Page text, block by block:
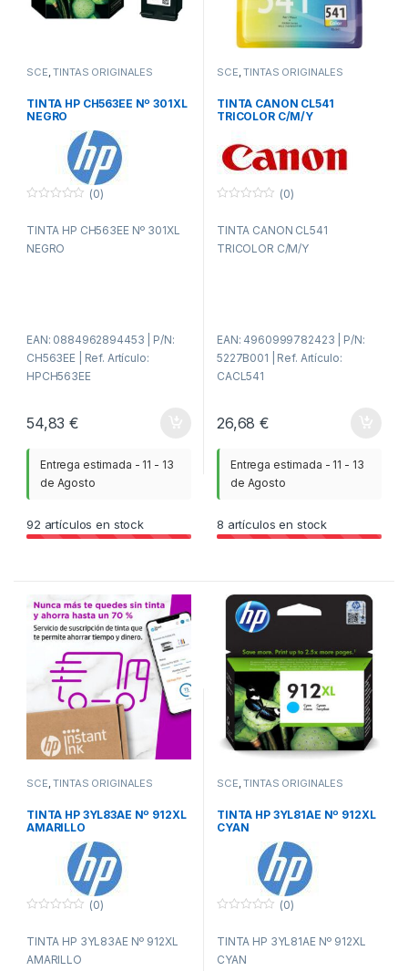
SCE,TINTAS ORIGINALES
TINTA HP CH563EE Nº 301XL
NEGRO
r
(0)
TINTA HP CH563EE Nº 301XL
NEGRO
EAN: 0884962894453 | P/N:
CH563EE | Ref. Artículo:
HPCH563EE
54,83€
Entrega estimada - 11 - 13
de Agosto
92 artículos en stock
SCE,TINTAS ORIGINALES
TINTA CANON CL541
TRICOLOR C/M/Y
(0)
TINTA CANON CL541
TRICOLOR C/M/Y
EAN: 4960999782423 | P/N:
5227B001 | Ref. Artículo:
CACL541
26,68€
Entrega estimada - 11 - 13
de Agosto
8 artículos en stock
SCE,TINTAS ORIGINALES
TINTA HP 3YL83AE Nº 912XL
AMARILLO
e
r
(0)
TINTA HP 3YL83AE Nº 912XL
AMARILLO
SCE,TINTAS ORIGINALES
TINTA HP 3YL81AE Nº 912XL
CYAN
e
r
(0)
TINTA HP 3YL81AE Nº 912XL
CYAN